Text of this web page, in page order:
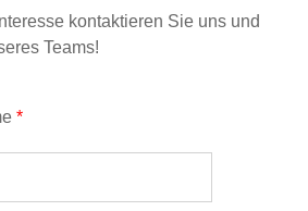
kontaktieren Sie uns und
Teams!
*